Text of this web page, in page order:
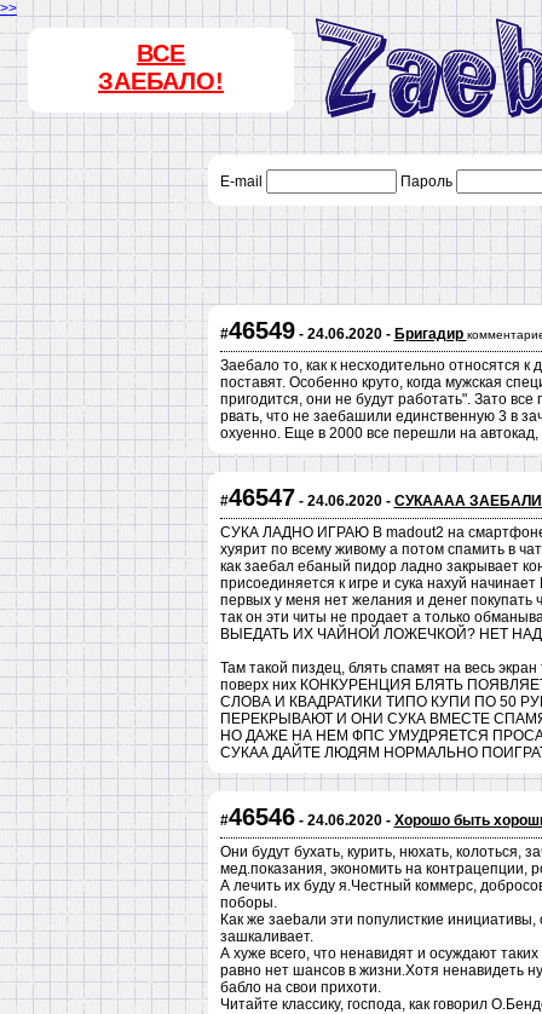
>>
ВСЕ
ЗАЕБАЛО!
E-mail Пароль
#46549- 24.06.2020 - Бригадир
Заебало то, как к несходительно относятся
поставят. Особенно круто, когда мужская
пригодится, они не будут работать". Зато
рвать, что не заебашили единственную 3 в
охуенно. Еще в 2000 все перешли на
#46547 - 24.06.2020 - СУКАААА ЗАЕБАЛИ
СУКА ЛАДНО ИГРАЮ В madout2 на смартфоне
хуярит по всему живому а потом спамить в
как заебал ебаный пидор ладно закрывает
присоединяется к игре и сука нахуй
первых у меня нет желания и денег покупать
так он эти читы не продает а только
ВЫЕДАТЬ ИХ ЧАЙНОЙ ЛОЖЕЧКОЙ? НЕТ
Там такой пиздец, блять спамят на весь
поверх них КОНКУРЕНЦИЯ БЛЯТЬ
СЛОВА И КВАДРАТИКИ ТИПО КУПИ ПО 50
ПЕРЕКРЫВАЮТ И ОНИ СУКА ВМЕСТЕ
НО ДАЖЕ НА НЕМ ФПС УМУДРЯЕТСЯ
СУКАА ДАЙТЕ ЛЮДЯМ НОРМАЛЬНО
#46546- 24.06.2020 - Хорошо быть
Они будут бухать, курить, нюхать, колоться,
мед.показания, экономить на контрацепции,
А лечить их буду я.Честный коммерс,
поборы.
Как же заеbaли эти популисткие
зашкаливает.
А хуже всего, что ненавидят и осуждают
равно нет шансов в жизни.Хотя ненавидеть
бабло на свои прихоти.
Читайте классику, господа, как говорил